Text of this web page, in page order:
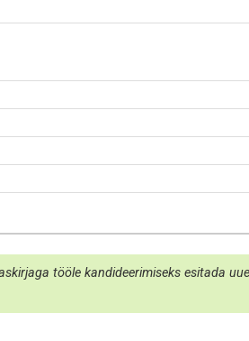
tööle kandideerimiseks esitada